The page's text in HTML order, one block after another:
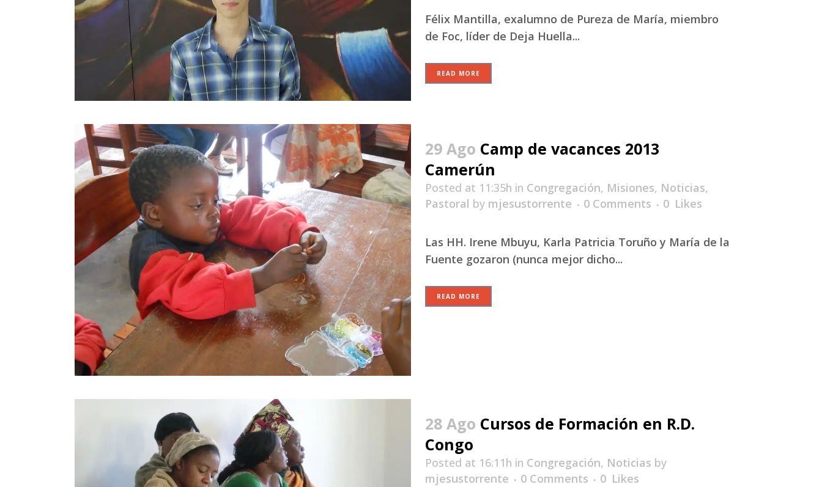
Félix Mantilla, exalumno de Pureza de María, miembro
de Foc, líder de Deja Huella...
READ MORE
29 Ago Camp de vacances 2013
Camerún
Posted at 11:35h in Congregación, Misiones, Noticias,
Pastoral by mjesustorrente 0 Comments 0 Likes
Las HH. Irene Mbuyu, Karla Patricia Toruño y María de la
Fuente gozaron (nunca mejor dicho...
READ MORE
28 Ago Cursos de Formación en R.D.
Congo
Posted at 16:11h in Congregación, Noticias by
mjesustorrente
0 Comments 0 Likes